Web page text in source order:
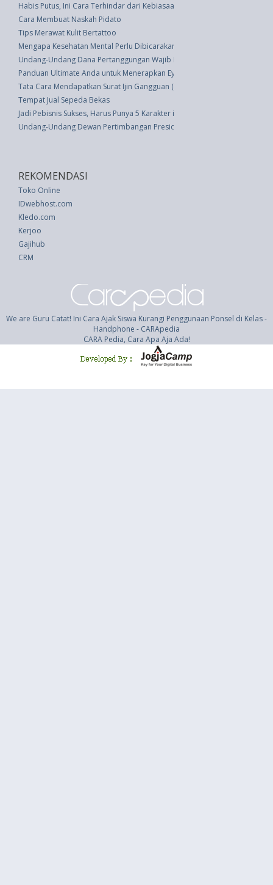
Habis Putus, Ini Cara Terhindar dari Kebiasaan Buruk
Cara Membuat Naskah Pidato
Tips Merawat Kulit Bertattoo
Mengapa Kesehatan Mental Perlu Dibicarakan di Tempat Kerja
Undang-Undang Dana Pertanggungan Wajib Kecelakaan Penumpang (UU
Panduan Ultimate Anda untuk Menerapkan Eyeliner pada Setiap Bentuk
Tata Cara Mendapatkan Surat Ijin Gangguan (HO)
Tempat Jual Sepeda Bekas
Jadi Pebisnis Sukses, Harus Punya 5 Karakter ini
Undang-Undang Dewan Pertimbangan Presiden (UU 19 thn 2006)
REKOMENDASI
Toko Online
IDwebhost.com
Kledo.com
Kerjoo
Gajihub
CRM
We are Guru Catat! Ini Cara Ajak Siswa Kurangi Penggunaan Ponsel di Kelas -
Handphone - CARApedia
CARA Pedia, Cara Apa Aja Ada!